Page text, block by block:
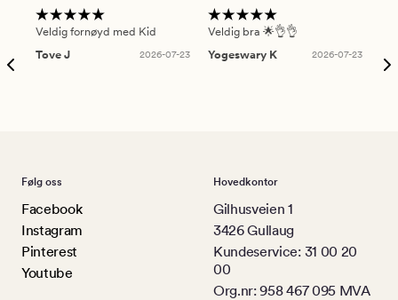
Veldig fornøyd med Kid
Tove J
2026-07-23
Veldig bra 🌟👌👌
Yogeswary K
2026-07-23
Følg oss
Facebook
Instagram
Pinterest
Youtube
Hovedkontor
Gilhusveien 1
3426 Gullaug
Kundeservice: 31 00 20
00
Org.nr: 958 467 095 MVA